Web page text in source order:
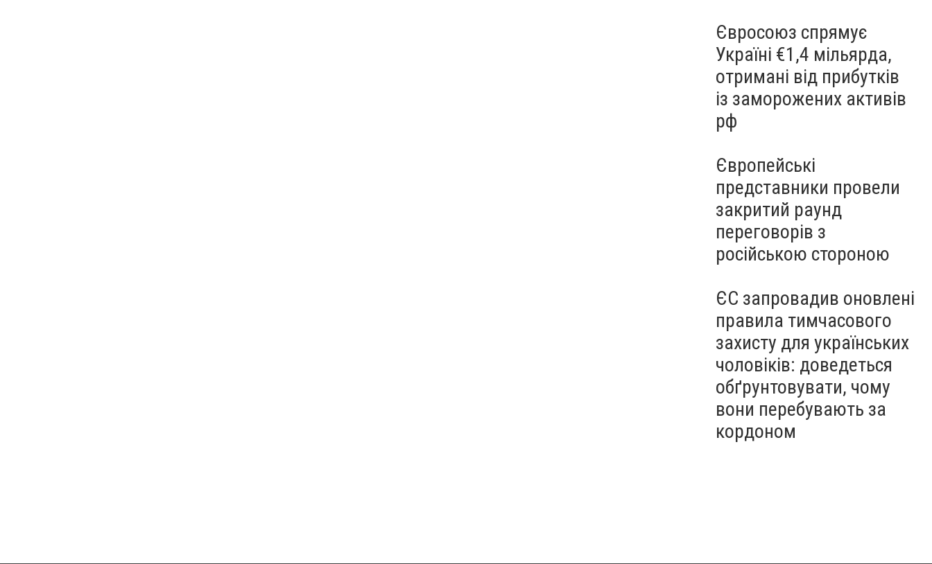
Євросоюз спрямує
Україні €1,4 мільярда,
отримані від прибутків
із заморожених активів
рф
Європейські
представники провели
закритий раунд
переговорів з
російською стороною
ЄС запровадив оновлені
правила тимчасового
захисту для українських
чоловіків: доведеться
обґрунтовувати, чому
вони перебувають за
кордоном